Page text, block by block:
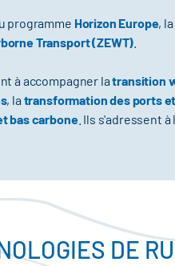
programme Horizon Europe,
Transport (ZEWT)
à accompagner latransition
, la transformation des ports
bas carbone. Ils s'adressent
DE